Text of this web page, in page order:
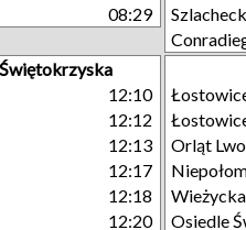
08:29
12:10
12:12
12:13
12:17
12:18
12:20
Orląt
Wieżycka
Osiedle